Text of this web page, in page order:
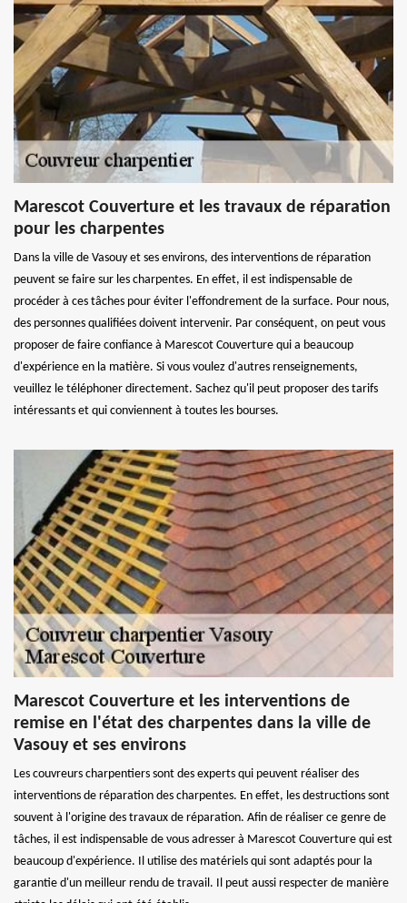
Marescot Couverture et les travaux de réparation
pour les charpentes
Dans la ville de Vasouy et ses environs, des interventions de réparation
peuvent se faire sur les charpentes. En effet, il est indispensable de
procéder à ces tâches pour éviter l'effondrement de la surface. Pour nous,
des personnes qualifiées doivent intervenir. Par conséquent, on peut vous
proposer de faire confiance à Marescot Couverture qui a beaucoup
d'expérience en la matière. Si vous voulez d'autres renseignements,
veuillez le téléphoner directement. Sachez qu'il peut proposer des tarifs
intéressants et qui conviennent à toutes les bourses.
Marescot Couverture et les interventions de
remise en l'état des charpentes dans la ville de
Vasouy et ses environs
Les couvreurs charpentiers sont des experts qui peuvent réaliser des
interventions de réparation des charpentes. En effet, les destructions sont
souvent à l'origine des travaux de réparation. Afin de réaliser ce genre de
tâches, il est indispensable de vous adresser à Marescot Couverture qui est
beaucoup d'expérience. Il utilise des matériels qui sont adaptés pour la
garantie d'un meilleur rendu de travail. Il peut aussi respecter de manière